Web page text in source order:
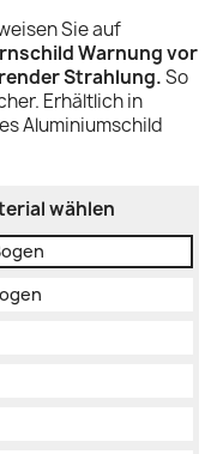
Sie auf
Warnung vor
Strahlung.So
Erhältlich in
Aluminiumschild
wählen